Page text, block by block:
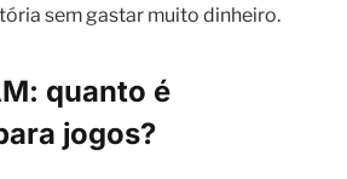
sem gastar muito dinheiro.
quanto é
jogos?